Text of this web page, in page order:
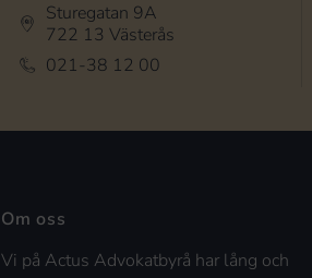
Sturegatan 9A
722 13 Västerås
021-38 12 00
Om oss
Vi på Actus Advokatbyrå har lång och